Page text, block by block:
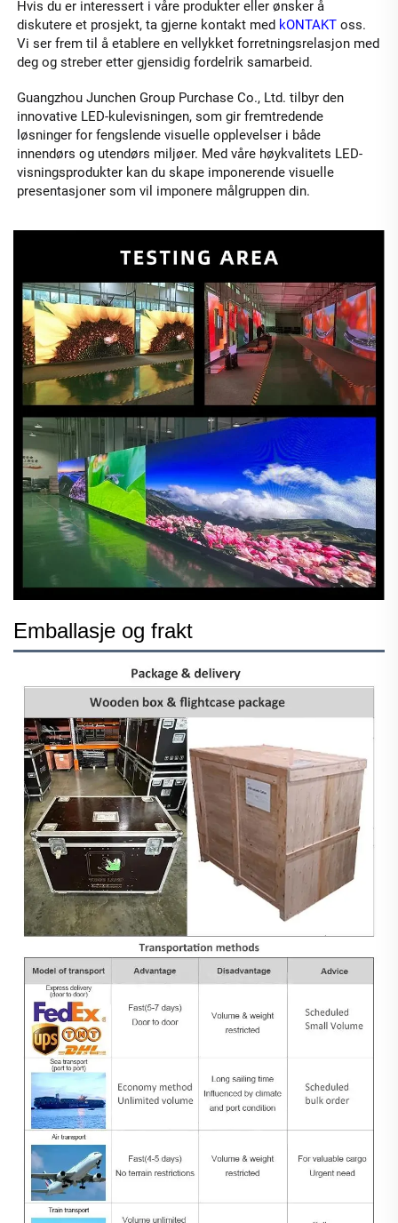
Hvis du er interessert i våre produkter eller ønsker å
diskutere et prosjekt, ta gjerne kontakt med kONTAKT oss.
Vi ser frem til å etablere en vellykket forretningsrelasjon med
deg og streber etter gjensidig fordelrik samarbeid.
Guangzhou Junchen Group Purchase Co., Ltd. tilbyr den
innovative LED-kulevisningen, som gir fremtredende
løsninger for fengslende visuelle opplevelser i både
innendørs og utendørs miljøer. Med våre høykvalitets LED-
visningsprodukter kan du skape imponerende visuelle
presentasjoner som vil imponere målgruppen din.
Emballasje og frakt